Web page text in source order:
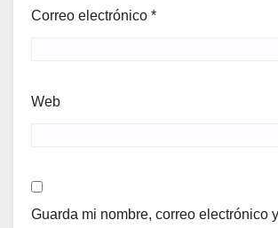
Correo electrónico *
Web
Guarda mi nombre, correo electrónico